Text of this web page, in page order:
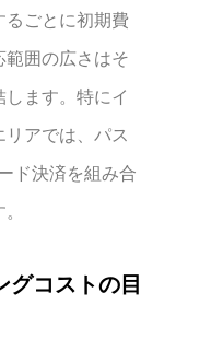
るごとに初期費
囲の広さはそ
ます。特にイ
アでは、パス
ド決済を組み合
グコストの目